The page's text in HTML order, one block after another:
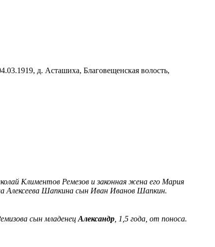
д. Асташиха, Благовещенская волость,
Климентов Ремезов и законная жена его Мария
Алексеева Шапкина сын Иван Иванов Шапкин.
сын младенец Александр , 1,5 года, от поноса.